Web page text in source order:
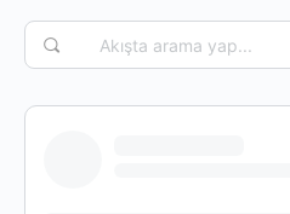
Akışta
arama
yap...